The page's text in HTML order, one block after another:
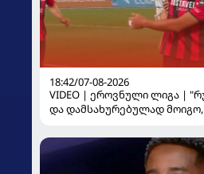
18:42/07-08-2026
VIDEO | ეროვნული ლიგა |
და დამსახურებულად